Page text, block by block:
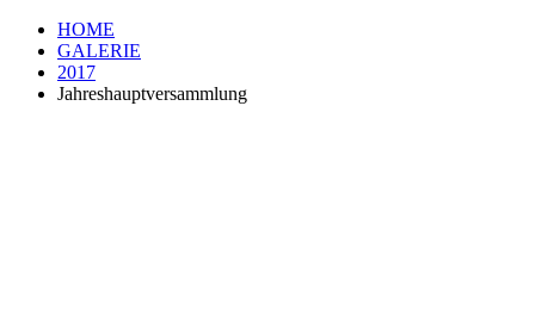
HOME
GALERIE
2017
Jahreshauptversammlung